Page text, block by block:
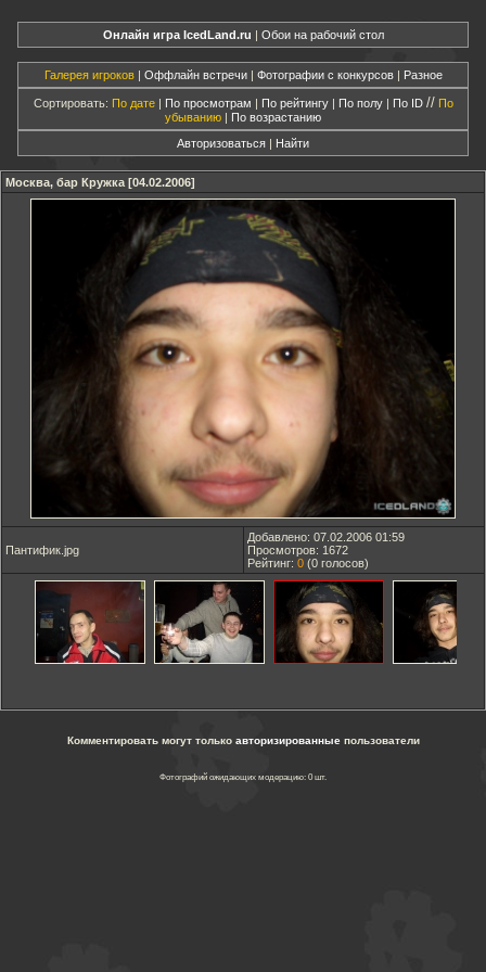
Онлайн игра IcedLand.ru | Обои на рабочий стол
Галерея игроков| Оффлайн встречи| Фотографии с конкурсов| Разное
Сортировать: По дате| По просмотрам | По рейтингу| По полу| По ID // По
убыванию | По возрастанию
Авторизоваться | Найти
Москва, бар Кружка [04.02.2006]
Пантифик.jpg
Добавлено: 07.02.2006 01:59
Просмотров: 1672
Рейтинг: 0 (0 голосов)
Комментировать могут только авторизированныепользователи
Фотографий ожидающих модерацию: 0 шт.